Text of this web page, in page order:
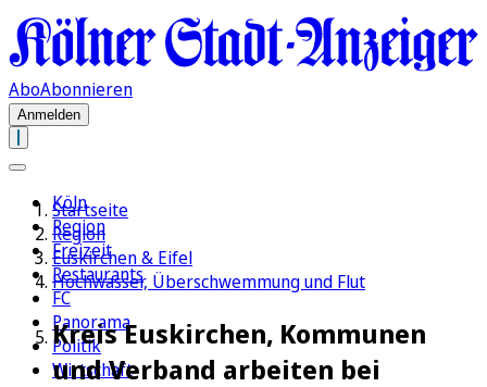
AboAbonnieren
Anmelden
Köln
Region
Freizeit
Restaurants
FC
Panorama
Politik
Wirtschaft
Startseite
Region
Euskirchen & Eifel
Hochwasser, Überschwemmung und Flut
Kreis Euskirchen, Kommunen
und Verband arbeiten bei